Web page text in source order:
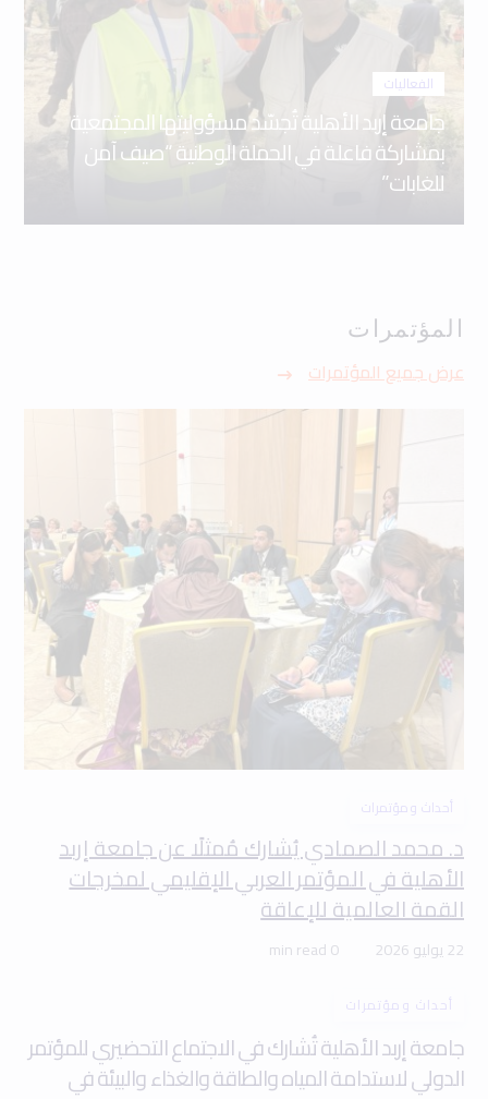
الفعاليات
جامعة إربد الأهلية تُجسّد مسؤوليتها المجتمعية
بمشاركة فاعلة في الحملة الوطنية “صيف آمن
للغابات”
المؤتمرات
عرض جميع المؤتمرات
أحداث ومؤتمرات
د. محمد الصمادي يُشارك مُمثلًا عن جامعة إربد
الأهلية في المؤتمر العربي الإقليمي لمخرجات
القمة العالمية للإعاقة
22 يوليو 2026 0 min read
أحداث ومؤتمرات
جامعة إربد الأهلية تُشارك في الاجتماع التحضيري للمؤتمر
الدولي لاستدامة المياه والطاقة والغذاء والبيئة في